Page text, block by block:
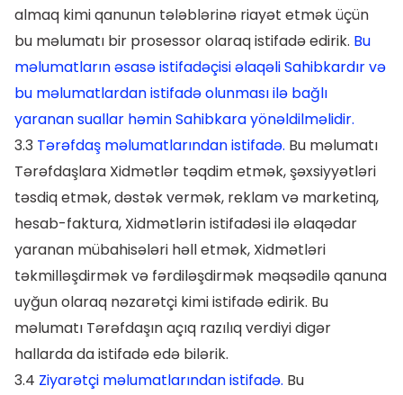
almaq kimi qanunun tələblərinə riayət etmək üçün
bu məlumatı bir prosessor olaraq istifadə edirik. Bu
məlumatların əsasə istifadəçisi əlaqəli Sahibkardır və
bu məlumatlardan istifadə olunması ilə bağlı
yaranan suallar həmin Sahibkara yönəldilməlidir.
3.3 Tərəfdaş məlumatlarından istifadə. Bu məlumatı
Tərəfdaşlara Xidmətlər təqdim etmək, şəxsiyyətləri
təsdiq etmək, dəstək vermək, reklam və marketinq,
hesab-faktura, Xidmətlərin istifadəsi ilə əlaqədar
yaranan mübahisələri həll etmək, Xidmətləri
təkmilləşdirmək və fərdiləşdirmək məqsədilə qanuna
uyğun olaraq nəzarətçi kimi istifadə edirik. Bu
məlumatı Tərəfdaşın açıq razılıq verdiyi digər
hallarda da istifadə edə bilərik.
3.4 Ziyarətçi məlumatlarından istifadə. Bu